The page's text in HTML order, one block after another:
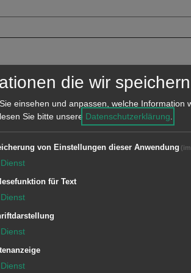
Wasser festgestellt.
der Feuerwehr entfernt.
die wir speichern
einsehen und anpassen, welche Information
Sie bitte unsere Datenschutzerklärung.
von Einstellungen dieser Anwendung
Dienst
für Text
Dienst
Dienst
Dienst